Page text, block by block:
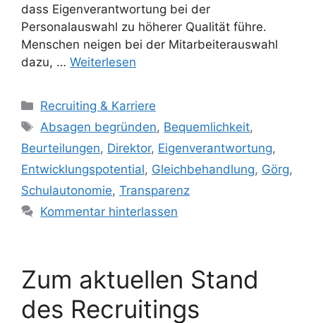
dass Eigenverantwortung bei der
Personalauswahl zu höherer Qualität führe.
Menschen neigen bei der Mitarbeiterauswahl
dazu, … Weiterlesen
Kategorien
Recruiting & Karriere
Schlagwörter
Absagen begründen, Bequemlichkeit,
Beurteilungen, Direktor, Eigenverantwortung,
Entwicklungspotential, Gleichbehandlung, Görg,
Schulautonomie, Transparenz
Kommentar hinterlassen
Zum aktuellen Stand
des Recruitings